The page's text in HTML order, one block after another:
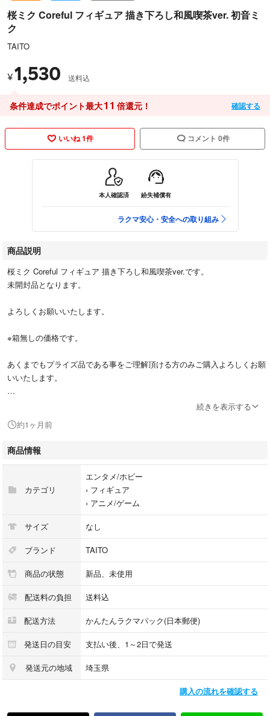
桜ミク Coreful フィギュア 描き下ろし和風喫茶ver. 初音ミ
ク
TAITO
¥1,530 送料込
条件達成でポイント最大11 倍還元！ 確認する
いいね 1件 コメント 0件
本人確認済 紛失補償有
ラクマ安心・安全への取り組み
商品説明
桜ミク Coreful フィギュア 描き下ろし和風喫茶ver.です。
未開封品となります。
よろしくお願いいたします。
※箱無しの価格です。
あくまでもプライズ品である事をご理解頂ける方のみご購入よろしくお願
いいたします。
万が一、製品の内容に不都合がありましたら、恐れ入りますが、販売元ま
中身の発送と箱は折り畳んで入れます。
ゆうパケットポスト、ゆうパケットプラスでの発送を予定しておりますの
続きを表示する
約1ヶ月前
商品情報
カテゴリ
エンタメ/ホビー
› フィギュア
› アニメ/ゲーム
サイズ なし
ブランド TAITO
商品の状態 新品、未使用
配送料の負担 送料込
配送方法 かんたんラクマパック(日本郵便)
発送日の目安 支払い後、1～2日で発送
発送元の地域 埼玉県
購入の流れを確認する